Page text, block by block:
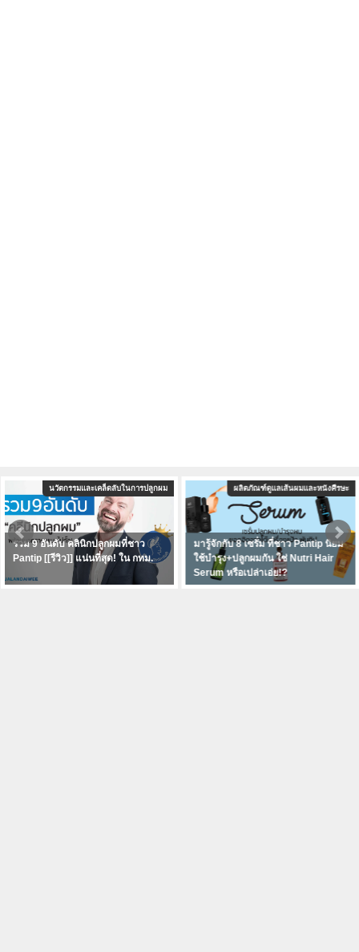
นวัตกรรมและเคล็ดลับในการปลูกผม
รวม 9 อันดับ คลินิกปลูกผมที่ชาว
Pantip [[รีวิว]] แน่นที่สุด! ใน กทม.
ผลิตภัณฑ์ดูแลเส้นผมและหนังศีรษะ
มารู้จักกับ 8 เซรั่ม ที่ชาว Pantip นิยม
ใช้บำรุง+ปลูกผมกัน ใช่ Nutri Hair
Serum หรือเปล่าเอ่ย!?